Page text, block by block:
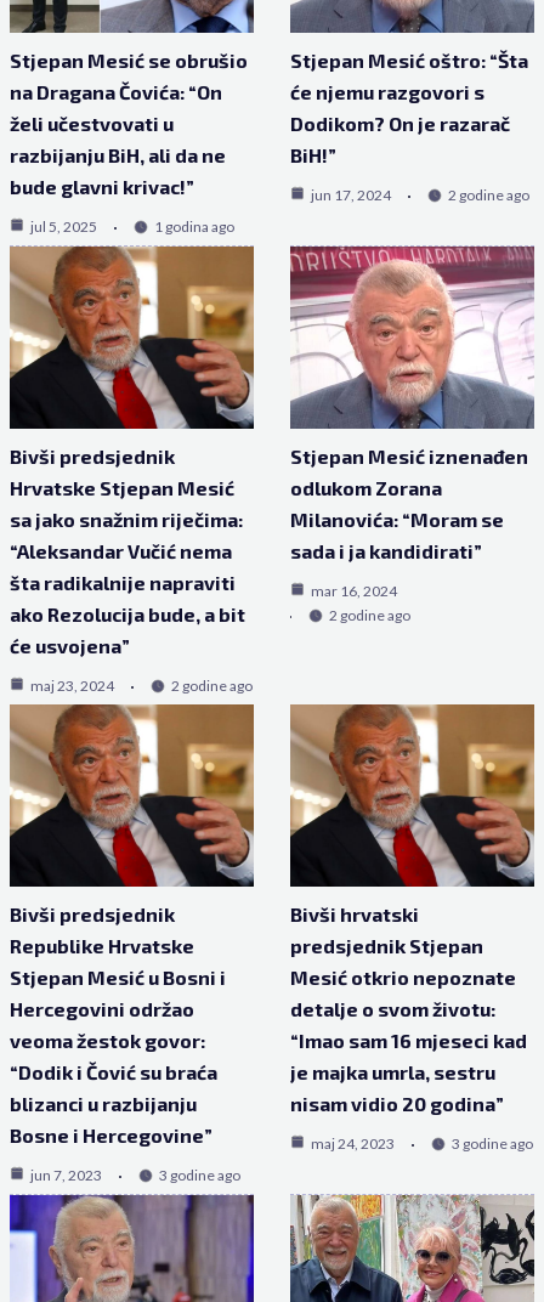
Stjepan Mesić se obrušio
na Dragana Čovića: “On
želi učestvovati u
razbijanju BiH, ali da ne
bude glavni krivac!”
jul 5, 2025 1 godina ago
Stjepan Mesić oštro: “Šta
će njemu razgovori s
Dodikom? On je razarač
BiH!”
jun 17, 2024 2 godine ago
Bivši predsjednik
Hrvatske Stjepan Mesić
sa jako snažnim riječima:
“Aleksandar Vučić nema
šta radikalnije napraviti
ako Rezolucija bude, a bit
će usvojena”
maj 23, 2024 2 godine ago
Stjepan Mesić iznenađen
odlukom Zorana
Milanovića: “Moram se
sada i ja kandidirati”
mar 16, 2024
2 godine ago
Bivši predsjednik
Republike Hrvatske
Stjepan Mesić u Bosni i
Hercegovini održao
veoma žestok govor:
“Dodik i Čović su braća
blizanci u razbijanju
Bosne i Hercegovine”
jun 7, 2023 3 godine ago
Bivši hrvatski
predsjednik Stjepan
Mesić otkrio nepoznate
detalje o svom životu:
“Imao sam 16 mjeseci kad
je majka umrla, sestru
nisam vidio 20 godina”
maj 24, 2023 3 godine ago